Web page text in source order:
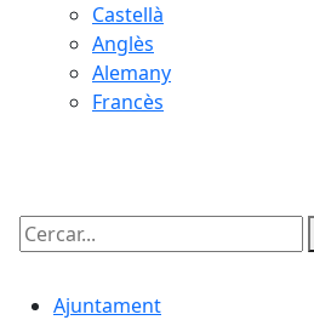
Castellà
Anglès
Alemany
Francès
Cercar:
Ajuntament